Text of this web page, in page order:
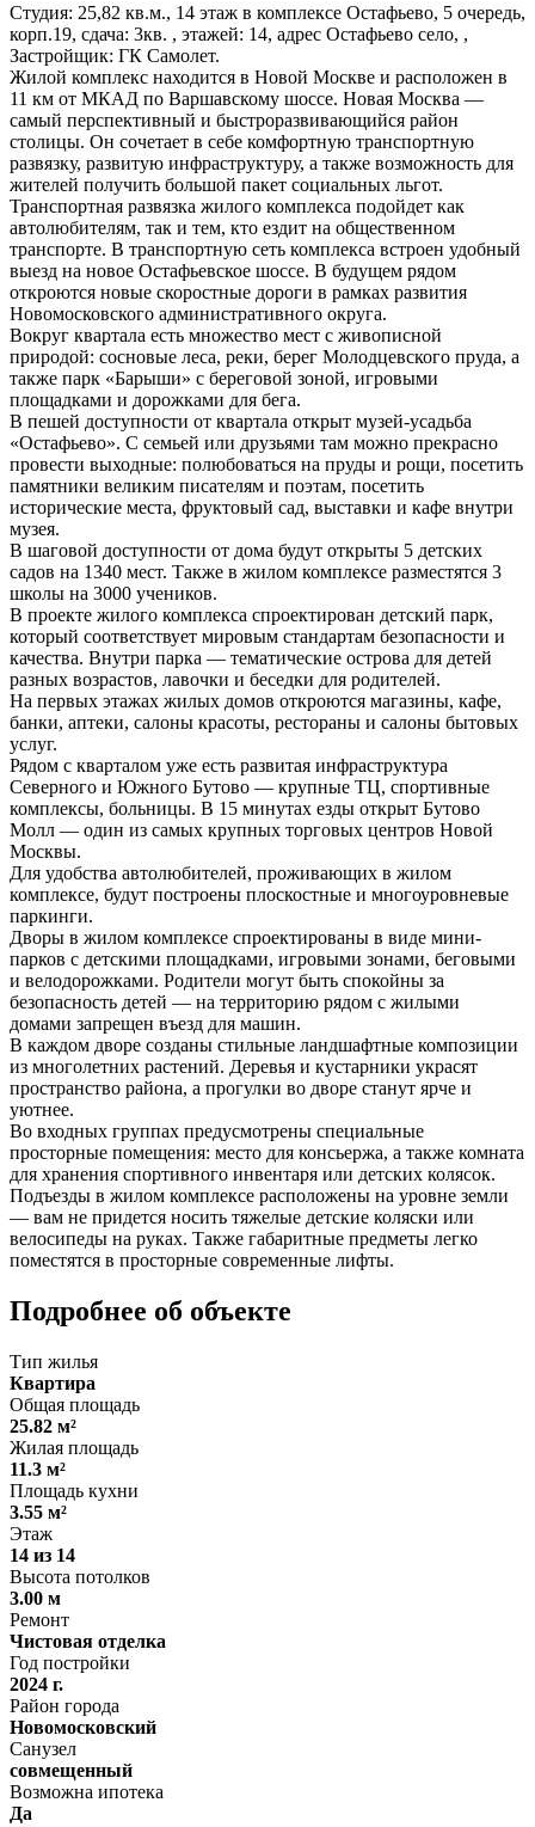
Студия: 25,82 кв.м., 14 этаж в комплексе Остафьево, 5 очередь,
корп.19, сдача: 3кв. , этажей: 14, адрес Остафьево село, ,
Застройщик: ГК Самолет.
Жилой комплекс находится в Новой Москве и расположен в
11 км от МКАД по Варшавскому шоссе. Новая Москва —
самый перспективный и быстроразвивающийся район
столицы. Он сочетает в себе комфортную транспортную
развязку, развитую инфраструктуру, а также возможность для
жителей получить большой пакет социальных льгот.
Транспортная развязка жилого комплекса подойдет как
автолюбителям, так и тем, кто ездит на общественном
транспорте. В транспортную сеть комплекса встроен удобный
выезд на новое Остафьевское шоссе. В будущем рядом
откроются новые скоростные дороги в рамках развития
Новомосковского административного округа.
Вокруг квартала есть множество мест с живописной
природой: сосновые леса, реки, берег Молодцевского пруда, а
также парк «Барыши» с береговой зоной, игровыми
площадками и дорожками для бега.
В пешей доступности от квартала открыт музей-усадьба
«Остафьево». С семьей или друзьями там можно прекрасно
провести выходные: полюбоваться на пруды и рощи, посетить
памятники великим писателям и поэтам, посетить
исторические места, фруктовый сад, выставки и кафе внутри
музея.
В шаговой доступности от дома будут открыты 5 детских
садов на 1340 мест. Также в жилом комплексе разместятся 3
школы на 3000 учеников.
В проекте жилого комплекса спроектирован детский парк,
который соответствует мировым стандартам безопасности и
качества. Внутри парка — тематические острова для детей
разных возрастов, лавочки и беседки для родителей.
На первых этажах жилых домов откроются магазины, кафе,
банки, аптеки, салоны красоты, рестораны и салоны бытовых
услуг.
Рядом с кварталом уже есть развитая инфраструктура
Северного и Южного Бутово — крупные ТЦ, спортивные
комплексы, больницы. В 15 минутах езды открыт Бутово
Молл — один из самых крупных торговых центров Новой
Москвы.
Для удобства автолюбителей, проживающих в жилом
комплексе, будут построены плоскостные и многоуровневые
паркинги.
Дворы в жилом комплексе спроектированы в виде мини-
парков с детскими площадками, игровыми зонами, беговыми
и велодорожками. Родители могут быть спокойны за
безопасность детей — на территорию рядом с жилыми
домами запрещен въезд для машин.
В каждом дворе созданы стильные ландшафтные композиции
из многолетних растений. Деревья и кустарники украсят
пространство района, а прогулки во дворе станут ярче и
уютнее.
Во входных группах предусмотрены специальные
просторные помещения: место для консьержа, а также комната
для хранения спортивного инвентаря или детских колясок.
Подъезды в жилом комплексе расположены на уровне земли
— вам не придется носить тяжелые детские коляски или
велосипеды на руках. Также габаритные предметы легко
поместятся в просторные современные лифты.
Подробнее об объекте
Тип жилья
Квартира
Общая площадь
25.82 м²
Жилая площадь
11.3 м²
Площадь кухни
3.55 м²
Этаж
14 из 14
Высота потолков
3.00 м
Ремонт
Чистовая отделка
Год постройки
2024 г.
Район города
Новомосковский
Санузел
совмещенный
Возможна ипотека
Да